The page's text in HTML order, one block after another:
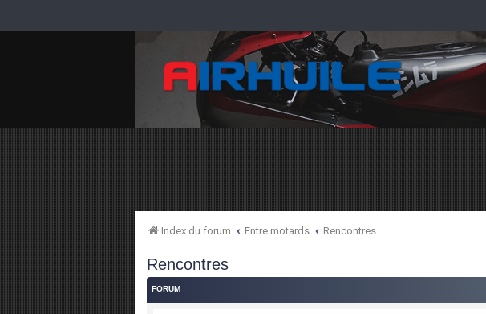
Index du forum Entre motards Rencontres
Rencontres
FORUM